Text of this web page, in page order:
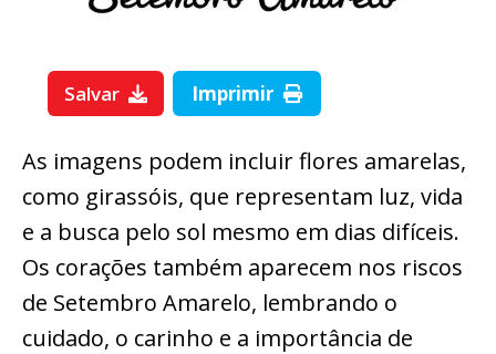
Salvar Imprimir
As imagens podem incluir flores amarelas,
como girassóis, que representam luz, vida
e a busca pelo sol mesmo em dias difíceis.
Os corações também aparecem nos riscos
de Setembro Amarelo, lembrando o
cuidado, o carinho e a importância de